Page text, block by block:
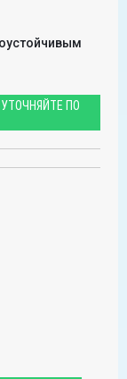
ПО